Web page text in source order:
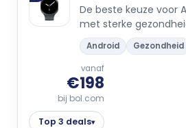
De beste keuze voor
met sterke
Android Gezondheid
vanaf
€198
bij bol.com
Top 3 deals▾